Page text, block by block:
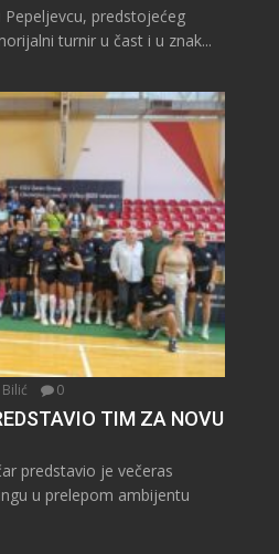
predstojećeg
turnir u čast i u znak...
0
TIM ZA NOVU
predstavio je večeras
u prelepom ambijentu